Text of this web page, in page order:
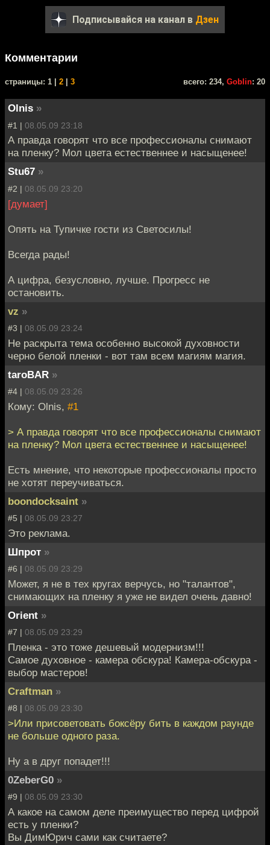
Подписывайся на канал в Дзен
Комментарии
cтраницы: 1 | 2 3 всего: 234, Goblin: 20
Olnis »
#1 | 08.05.09 23:18
А правда говорят что все профессионалы снимают
на пленку? Мол цвета естественнее и насыщенее!
Stu67 »
#2 | 08.05.09 23:20
[думает]
Опять на Тупичке гости из Светосилы!
Всегда рады!
А цифра, безусловно, лучше. Прогресс не
остановить.
vz »
#3 | 08.05.09 23:24
Не раскрыта тема особенно высокой духовности
черно белой пленки - вот там всем магиям магия.
taroBAR »
#4 | 08.05.09 23:26
Кому: Olnis, #1
> А правда говорят что все профессионалы снимают
на пленку? Мол цвета естественнее и насыщенее!
Есть мнение, что некоторые профессионалы просто
не хотят переучиваться.
boondocksaint »
#5 | 08.05.09 23:27
Это реклама.
Шпрот »
#6 | 08.05.09 23:29
Может, я не в тех кругах верчусь, но "талантов",
снимающих на пленку я уже не видел очень давно!
Orient »
#7 | 08.05.09 23:29
Пленка - это тоже дешевый модернизм!!!
Самое духовное - камера обскура! Камера-обскура -
выбор мастеров!
Craftman »
#8 | 08.05.09 23:30
>Или присоветовать боксёру бить в каждом раунде
не больше одного раза.
Ну а в друг попадет!!!
0ZeberG0 »
#9 | 08.05.09 23:30
А какое на самом деле преимущество перед цифрой
есть у пленки?
Вы ДимЮрич сами как считаете?